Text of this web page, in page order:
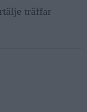
träffar